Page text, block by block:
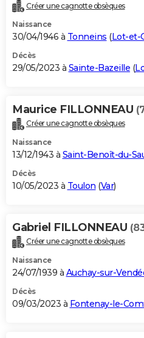
Créer une cagnotte obsèques
Naissance
30/04/1946 à Tonneins (Lot-et-
Décès
29/05/2023 à Sainte-Bazeille (
Maurice FILLONNEAU
Créer une cagnotte obsèques
Naissance
13/12/1943 à Saint-Benoît-du-
Décès
10/05/2023 à Toulon (Var)
Gabriel FILLONNEAU
Créer une cagnotte obsèques
Naissance
24/07/1939 à Auchay-sur-
Décès
09/03/2023 à Fontenay-le-